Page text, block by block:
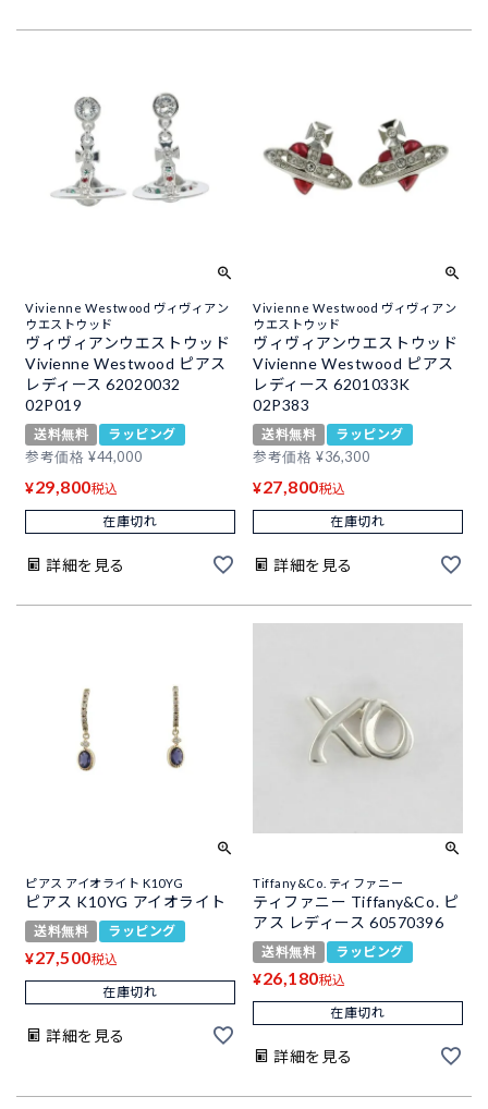
Vivienne Westwood ヴィヴィアン
ウエストウッド
ヴィヴィアンウエストウッド
Vivienne Westwood ピアス
レディース 62020032
02P019
送料無料
ラッピング
参考価格 ¥44,000
¥29,800税込
在庫切れ
詳細を見る
Vivienne Westwood ヴィヴィアン
ウエストウッド
ヴィヴィアンウエストウッド
Vivienne Westwood ピアス
レディース 6201033K
02P383
送料無料
ラッピング
参考価格 ¥36,300
¥27,800税込
在庫切れ
詳細を見る
ピアス アイオライト K10YG
ピアス K10YG アイオライト
送料無料 ラッピング
¥27,500税込
在庫切れ
詳細を見る
Tiffany&Co. ティファニー
ティファニー Tiffany&Co. ピ
アス レディース 60570396
送料無料 ラッピング
¥26,180税込
在庫切れ
詳細を見る